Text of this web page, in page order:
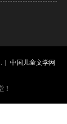
| 中国儿童文学网